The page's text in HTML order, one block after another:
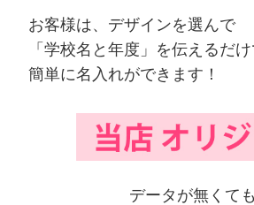
お客様は、デザインを選んで
「学校名と年度」を伝えるだ
簡単に名入れができます！
データが無くて